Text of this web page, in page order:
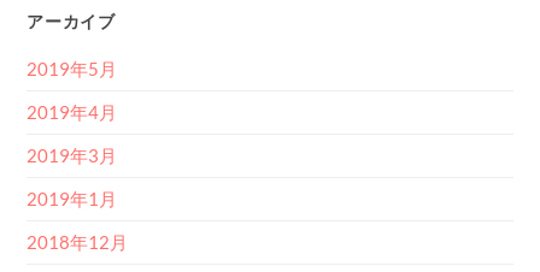
アーカイブ
2019年5月
2019年4月
2019年3月
2019年1月
2018年12月